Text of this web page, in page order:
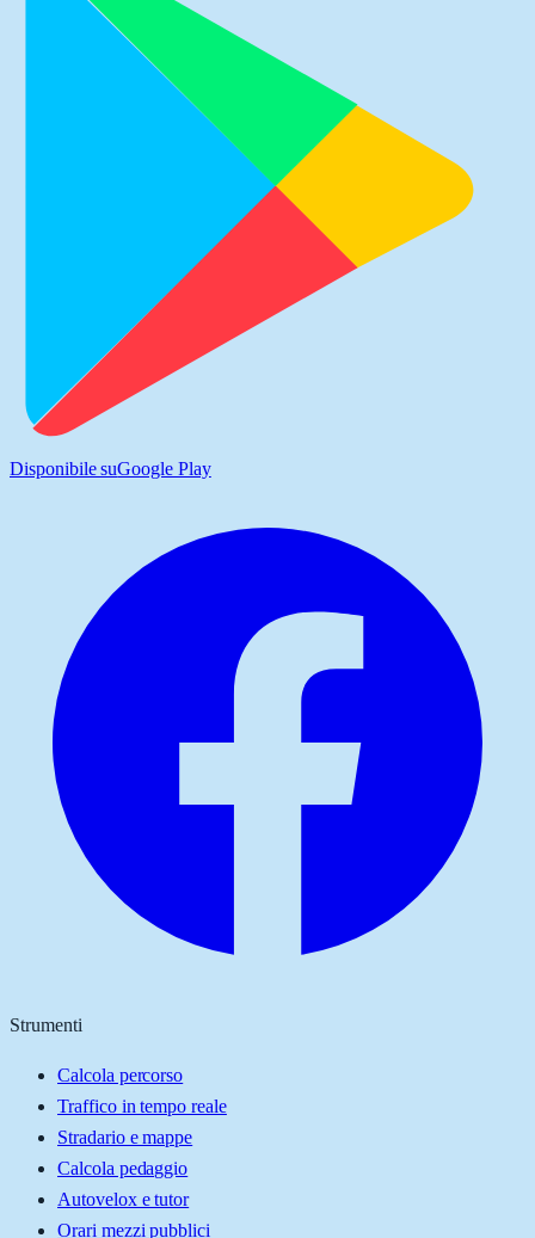
Disponibile suGoogle Play
Strumenti
Calcola percorso
Traffico in tempo reale
Stradario e mappe
Calcola pedaggio
Autovelox e tutor
Orari mezzi pubblici